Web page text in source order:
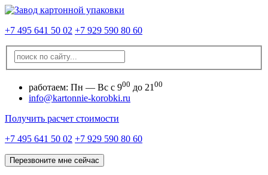
+7 495 641 50 02 +7 929 590 80 60
работаем: Пн — Вс с 900 до 21 00
info@kartonnie-korobki.ru
Получить расчет стоимости
+7 495 641 50 02 +7 929 590 80 60
Перезвоните мне сейчас